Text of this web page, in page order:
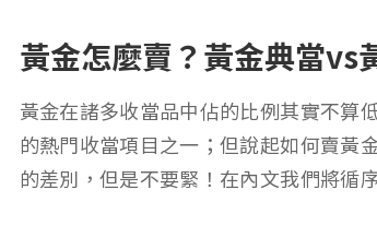
黃金怎麼賣？黃金典當vs
黃金在諸多收當品中佔的比例其實不算
的熱門收當項目之一；但說起如何賣黃
的差別，但是不要緊！在內文我們將循